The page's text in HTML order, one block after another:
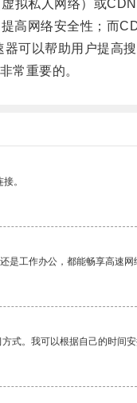
私人网络）或CDN
网络安全性；而
以帮助用户提高搜
常重要的。
。
工作办公，都能畅享高速网
式。我可以根据自己的时间安